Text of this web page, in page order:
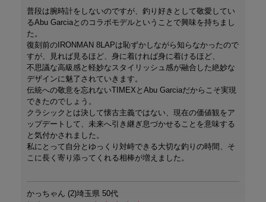
普段は腕時計をしないのですが、釣り好きとして敬愛してい
るAbu Garciaとのコラボモデルということで興味を持ちまし
た。
復刻前のIRONMAN 8LAPは恥ずかしながら知らなかったので
すが、見れば見るほど、身に着ければ身に着けるほど、
不思議な高級感と軽妙なスタイリッシュ感が融合した絶妙な
デザインに魅了されていきます。
伝統への敬意を忘れないTIMEXとAbu Garciaだからこそ実現
できたのでしょう。
クラシックとは決して懐古主義ではない、現在の価値観をア
ップデートして、未来へ引き継ぎ息づかせることを意味する
と気付かされました。
私にとって自分とゆっくり対峙できる大切な釣りの時間、そ
こに長く寄り添ってくれる相棒が増えました。
かっちゃん 2 埼玉県 50代